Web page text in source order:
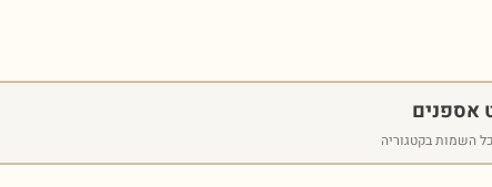
אספנים
השמות בקטגוריה